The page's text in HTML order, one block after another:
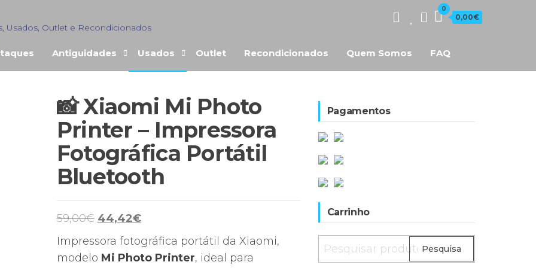
Usados, Outlet e Recondicionados
0
0,00€
Antiguidades Usados Outlet Recondicionados Quem Somos FAQ
📸 Xiaomi Mi Photo
Printer – Impressora
Fotográfica Portátil
Bluetooth
59,00€ O
preço
original
44,42€O
preço
atual
Impressora fotográfica portátil da Xiaomi,
modelo Mi Photo Printer, ideal para
Pagamentos
Carrinho
Pesquisar
por:
Pesquisa